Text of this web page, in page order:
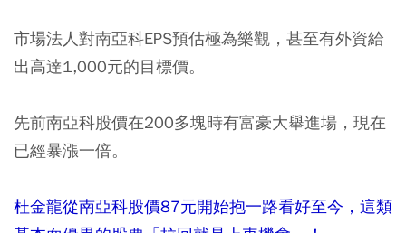
市場法人對南亞科EPS預估極為樂觀，甚至有外資給
出高達1,000元的目標價。
先前南亞科股價在200多塊時有富豪大舉進場，現在
已經暴漲一倍。
杜金龍從南亞科股價87元開始抱一路看好至今，這類